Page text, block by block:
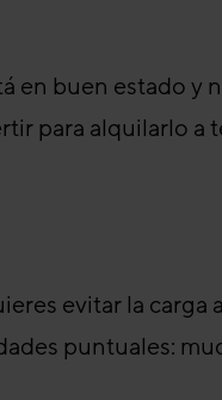
en buen estado y
para alquilarlo a
evitar la carga
puntuales: